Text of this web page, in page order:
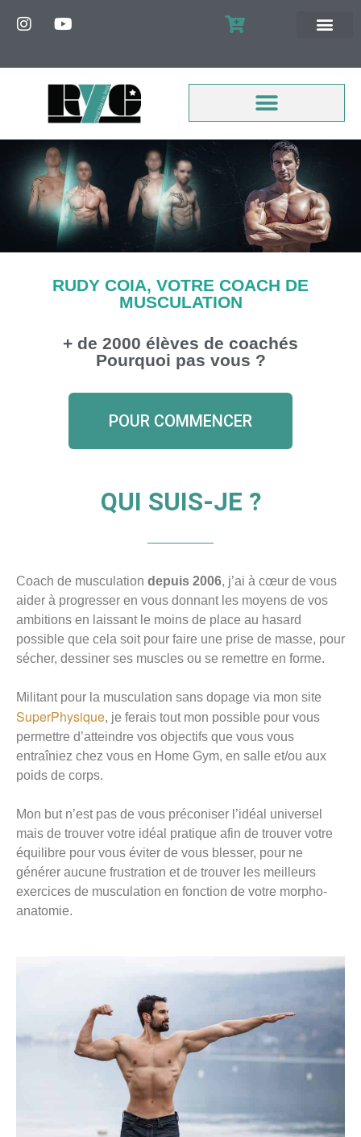
RUDY COIA, VOTRE COACH DE
MUSCULATION
+ de 2000 élèves de coachés
Pourquoi pas vous ?
POUR COMMENCER
QUI SUIS-JE ?
Coach de musculation depuis 2006, j’ai à cœur de vous
aider à progresser en vous donnant les moyens de vos
ambitions en laissant le moins de place au hasard
possible que cela soit pour faire une prise de masse, pour
sécher, dessiner ses muscles ou se remettre en forme.
Militant pour la musculation sans dopage via mon site
SuperPhysique, je ferais tout mon possible pour vous
permettre d’atteindre vos objectifs que vous vous
entraîniez chez vous en Home Gym, en salle et/ou aux
poids de corps.
Mon but n’est pas de vous préconiser l’idéal universel
mais de trouver votre idéal pratique afin de trouver votre
équilibre pour vous éviter de vous blesser, pour ne
générer aucune frustration et de trouver les meilleurs
exercices de musculation en fonction de votre morpho-
anatomie.